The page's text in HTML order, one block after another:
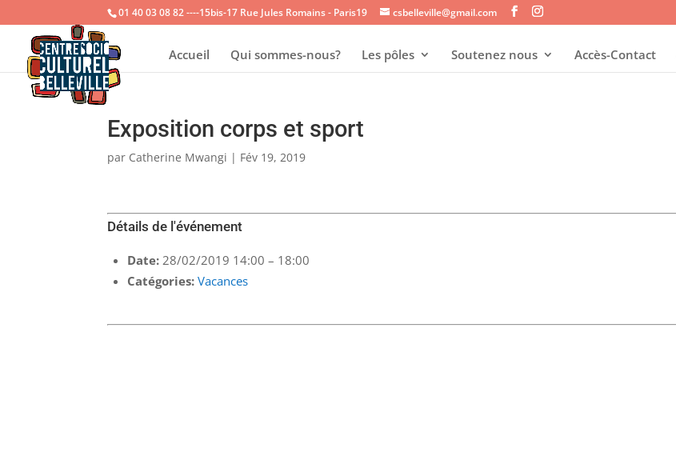
01 40 03 08 82 ----15bis-17 Rue Jules Romains - Paris19 csbelleville@gmail.com
Accueil Qui sommes-nous? Les pôles Soutenez nous Accès-Contact
Exposition corps et sport
par Catherine Mwangi | Fév 19, 2019
Détails de l'événement
Date: 28/02/2019 14:00 – 18:00
Catégories: Vacances